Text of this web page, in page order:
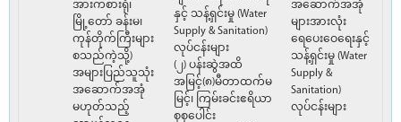
အားကစားရုံ၊
မြို့တော် ခန်းမ၊
ကုန်တိုက်ကြီးများ
စသည်ကဲ့သို့)
အများပြည်သူသုံး
အဆောက်အအုံ
မဟုတ်သည့်
နှင့် သန့်ရှင်းမှု (Water
Supply & Sanitation)
လုပ်ငန်းများ
(၂) ပန်းဆွဲအထိ
အမြင့်(၈)မီတာထက်မ
မြင့်၊ ကြမ်းခင်းဧရိယာ
စုစုပေါင်း
အဆောက်အအုံ
များအားလုံး
ရေပေးဝေရေးနှင့်
သန့်ရှင်းမှု (Water
Supply &
Sanitation)
လုပ်ငန်းများ